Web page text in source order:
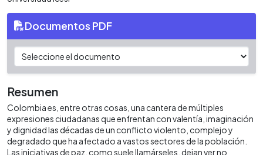
Documentos PDF
Resumen
Colombia es, entre otras cosas, una cantera de múltiples
expresiones ciudadanas que enfrentan con valentía, imaginación
y dignidad las décadas de un conflicto violento, complejo y
degradado que ha afectado a vastos sectores de la población.
Las iniciativas de paz, como suele llamárseles, dejan ver no